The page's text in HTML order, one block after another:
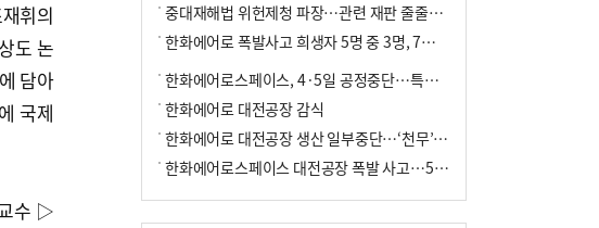
휘의
도 논
담아
국제
수 ▷
중대재해법 위헌제청 파장…관련 재판 줄줄이 브레이크
한화에어로 폭발사고 희생자 5명 중 3명, 7일 영면
한화에어로스페이스, 4·5일 공정중단…특별 안전점검
한화에어로 대전공장 감식
한화에어로 대전공장 생산 일부중단…‘천무’ 수출 비상
한화에어로스페이스 대전공장 폭발 사고…5명 사망·2명 부상(종합)